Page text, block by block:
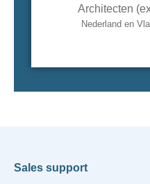
Architecten
Nederland en
Sales support